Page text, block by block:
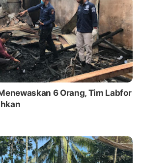
6 Orang, Tim Labfor